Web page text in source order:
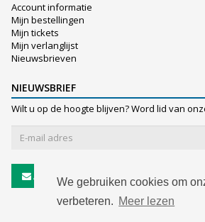
We gebruiken cookies om
verbeteren. Meer lezen
Account informatie
Mijn bestellingen
Mijn tickets
Mijn verlanglijst
Nieuwsbrieven
NIEUWSBRIEF
Wilt u op de hoogte blijven? Word lid van
Abonneer